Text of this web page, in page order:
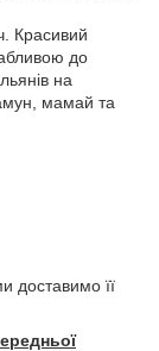
Красивий
до
на
мамай та
доставимо її